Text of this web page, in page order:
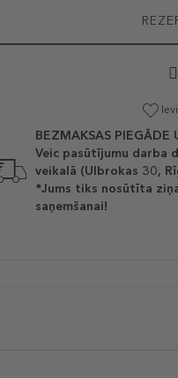
BEZMAKSAS PIEGĀDE
Veic pasūtījumu darba
veikalā (Ulbrokas 30,
*Jums tiks nosūtīta
saņemšanai!